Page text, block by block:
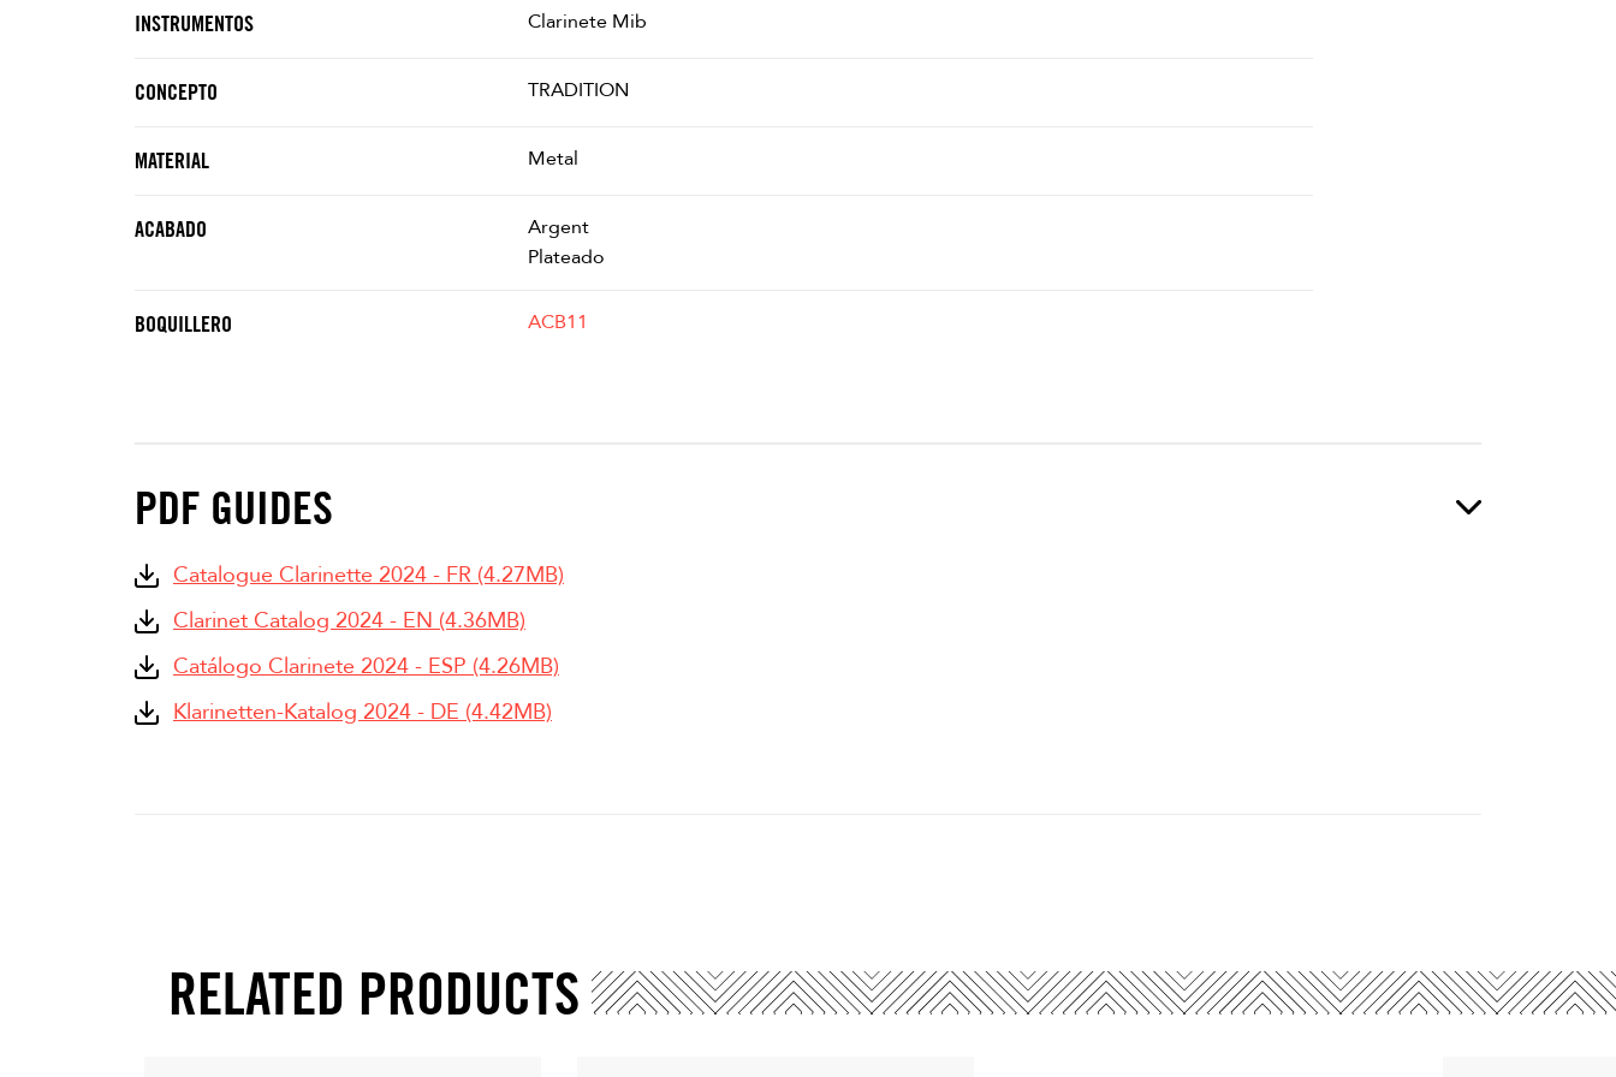
INSTRUMENTOS Clarinete Mib
CONCEPTO TRADITION
MATERIAL Metal
ACABADO
Argent
Plateado
BOQUILLERO ACB11
PDF GUIDES
Catalogue Clarinette 2024 - FR (4.27MB)
Clarinet Catalog 2024 - EN (4.36MB)
Catálogo Clarinete 2024 - ESP (4.26MB)
Klarinetten-Katalog 2024 - DE (4.42MB)
RELATED PRODUCTS